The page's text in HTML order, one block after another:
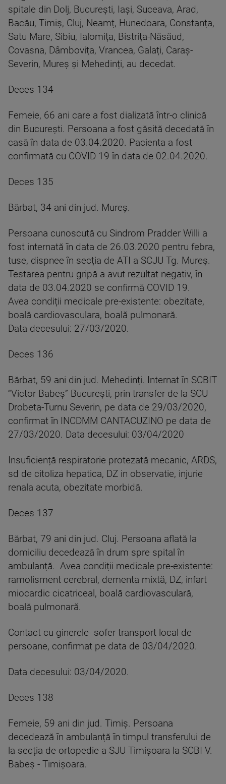
spitale din Dolj, București, Iași, Suceava, Arad,
Bacău, Timiș, Cluj, Neamț, Hunedoara, Constanța,
Satu Mare, Sibiu, Ialomița, Bistrița-Năsăud,
Covasna, Dâmbovița, Vrancea, Galați, Caraș-
Severin, Mureș și Mehedinți, au decedat.
Deces 134
Femeie, 66 ani care a fost dializată într-o clinică
din București. Persoana a fost găsită decedată în
casă în data de 03.04.2020. Pacienta a fost
confirmată cu COVID 19 în data de 02.04.2020.
Deces 135
Bărbat, 34 ani din jud. Mureș.
Persoana cunoscută cu Sindrom Pradder Willi a
fost internată în data de 26.03.2020 pentru febra,
tuse, dispnee în secția de ATI a SCJU Tg. Mureș.
Testarea pentru gripă a avut rezultat negativ, în
data de 03.04.2020 se confirmă COVID 19.
Avea condiții medicale pre-existente: obezitate,
boală cardiovasculara, boală pulmonară.
Data decesului: 27/03/2020.
Deces 136
Bărbat, 59 ani din jud. Mehedinți. Internat în SCBIT
“Victor Babeș” București, prin transfer de la SCU
Drobeta-Turnu Severin, pe data de 29/03/2020,
confirmat în INCDMM CANTACUZINO pe data de
27/03/2020. Data decesului: 03/04/2020
Insuficiență respiratorie protezată mecanic, ARDS,
sd de citoliza hepatica, DZ in observatie, injurie
renala acuta, obezitate morbidă.
Deces 137
Bărbat, 79 ani din jud. Cluj. Persoana aflată la
domiciliu decedează în drum spre spital în
ambulanță. Avea condiții medicale pre-existente:
ramolisment cerebral, dementa mixtă, DZ, infart
miocardic cicatriceal, boală cardiovasculară,
boală pulmonară.
Contact cu ginerele- sofer transport local de
persoane, confirmat pe data de 03/04/2020.
Data decesului: 03/04/2020.
Deces 138
Femeie, 59 ani din jud. Timiș. Persoana
decedează în ambulanță în timpul transferului de
la secția de ortopedie a SJU Timișoara la SCBI V.
Babeș - Timișoara.